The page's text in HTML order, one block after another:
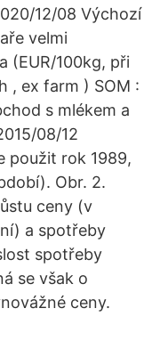
12/08 Výchozí
velmi
(EUR/100kg, při
, ex farm ) SOM :
s mlékem a
08/12
použit rok 1989,
Obr. 2.
ceny (v
a spotřeby
spotřeby
se však o
ceny.